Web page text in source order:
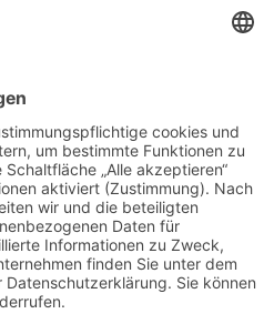
Cookie-Einstellungen
GmbH
Planung, Konzept, Design,
und Pflege: